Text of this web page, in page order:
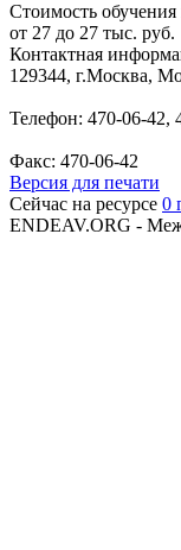
Стоимость обучения
от 27 до 27 тыс. руб.
Контактная
129344, г.Москва,
Телефон: 470-06-42,
Факс: 470-06-42
Версия для печати
Сейчас на ресурсе 0
ENDEAV.ORG -